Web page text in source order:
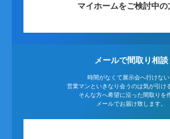
マイホームをご検討中の
メールで間取り相談
時間がなくて展示会へ行けない
営業マンといきなり会うのは気が引け
そんな方へ希望に沿った間取りを
メールでお届け致します。